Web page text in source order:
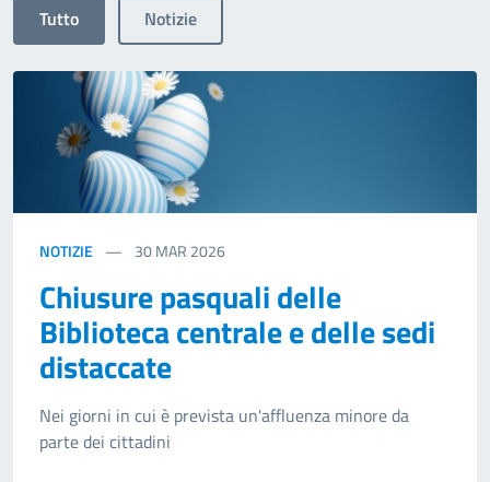
Tutto Notizie
NOTIZIE 30MAR 2026
Chiusure pasquali delle
Biblioteca centrale e delle sedi
distaccate
Nei giorni in cui è prevista un'affluenza minore da
parte dei cittadini